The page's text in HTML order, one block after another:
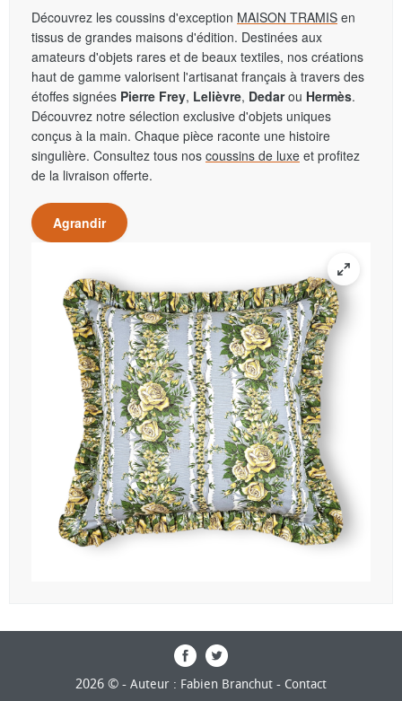
Découvrez les coussins d'exception MAISON TRAMIS en
tissus de grandes maisons d'édition. Destinées aux
amateurs d'objets rares et de beaux textiles, nos créations
haut de gamme valorisent l'artisanat français à travers des
étoffes signées Pierre Frey, Lelièvre, Dedarou Hermès.
Découvrez notre sélection exclusive d'objets uniques
conçus à la main. Chaque pièce raconte une histoire
singulière. Consultez tous nos coussins de luxe et profitez
de la livraison offerte.
Agrandir
2026 © - Auteur : Fabien Branchut - Contact